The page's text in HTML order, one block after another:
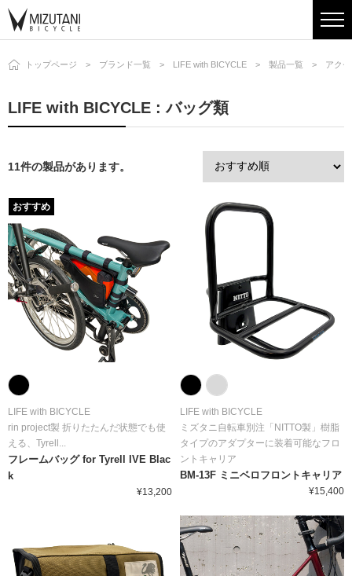
トップページ ブランド一覧 LIFE with BICYCLE 製品一覧 アク
LIFE with BICYCLE : バッグ類
11件の製品があります。
LIFE with BICYCLE
rin project製 折りたたんだ状態でも使
える、Tyrell...
フレームバッグ for Tyrell IVE Blac
k
¥13,200
おすすめ
LIFE with BICYCLE
ミズタニ自転車別注「NITTO製」樹脂
タイプのアダプターに装着可能なフロ
ントキャリア
BM-13F ミニベロフロントキャリア
¥15,400